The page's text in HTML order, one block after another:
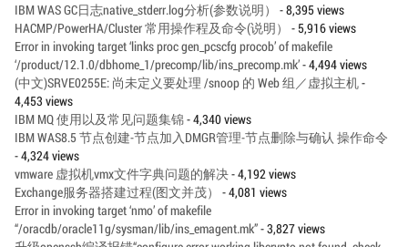
IBM WAS GC日志native_stderr.log分析(参数说明）
- 8,395 views
HACMP/PowerHA/Cluster 常用操作程及命令(说明）
- 5,916 views
Error in invoking target ‘links proc gen_pcscfg procob’ of makefile
‘/product/12.1.0/dbhome_1/precomp/lib/ins_precomp.mk’- 4,494 views
(中文)SRVE0255E: 尚未定义要处理 /snoop 的 Web 组／虚拟主机-
4,453 views
IBM MQ 使用以及常见问题集锦- 4,340 views
IBM WAS8.5 节点创建-节点加入DMGR管理-节点删除与确认 操作命令
- 4,324 views
vmware 虚拟机vmx文件字典问题的解决- 4,192 views
Exchange服务器搭建过程(图文并茂）
- 4,081 views
Error in invoking target ‘nmo’ of makefile
“/oracdb/oracle11g/sysman/lib/ins_emagent.mk”- 3,827 views